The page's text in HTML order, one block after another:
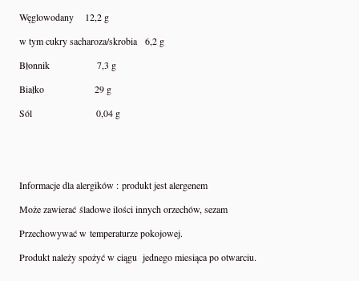
Węglowodany 12,2 g
w tym cukry sacharoza/skrobia 6,2 g
Błonnik 7,3 g
Białko 29 g
Sól 0,04 g
Informacje dla alergików : produkt jest alergenem
Może zawierać śladowe ilości innych orzechów, sezam
Przechowywać w temperaturze pokojowej.
Produkt należy spożyć w ciągu jednego miesiąca po otwarciu.